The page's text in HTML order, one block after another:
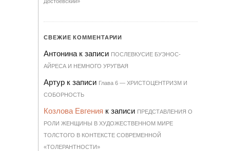
СВЕЖИЕ КОММЕНТАРИИ
Антонина к записи ПОСЛЕВКУСИЕ БУЭНОС-
АЙРЕСА И НЕМНОГО УРУГВАЯ
Артур к записи Гла­ва 6 — ХРИ­С­ТО­ЦЕН­Т­РИЗМ И
СО­БОР­НОСТЬ
Козлова Евгения к записи ПРЕДСТАВЛЕНИЯ О
РОЛИ ЖЕНЩИНЫ В ХУДОЖЕСТВЕННОМ МИРЕ
ТОЛСТОГО В КОНТЕКСТЕ СОВРЕМЕННОЙ
«ТОЛЕРАНТНОСТИ»